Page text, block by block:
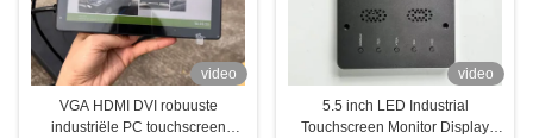
video
VGA HDMI DVI robuuste
industriële PC touchscreen
video
5.5 inch LED Industrial
Touchscreen Monitor Display